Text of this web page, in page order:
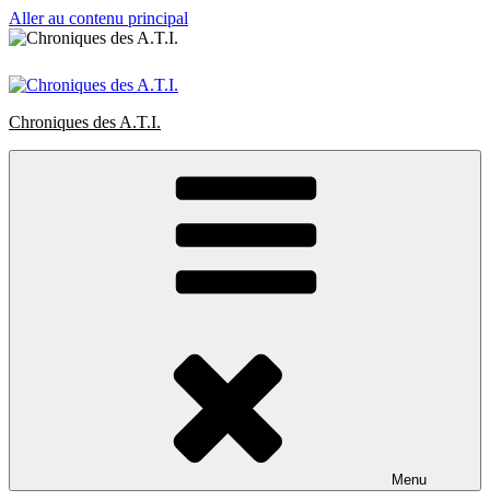
Aller au contenu principal
Chroniques des A.T.I.
Menu